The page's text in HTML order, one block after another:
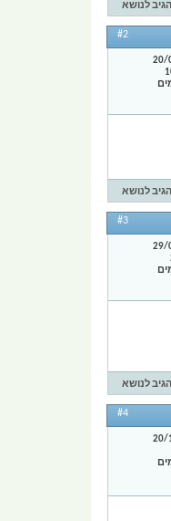
לנושא
#2
20/
לנושא
#3
29/
לנושא
#4
20/